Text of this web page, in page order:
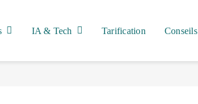
IA & Tech Tarification Conseils